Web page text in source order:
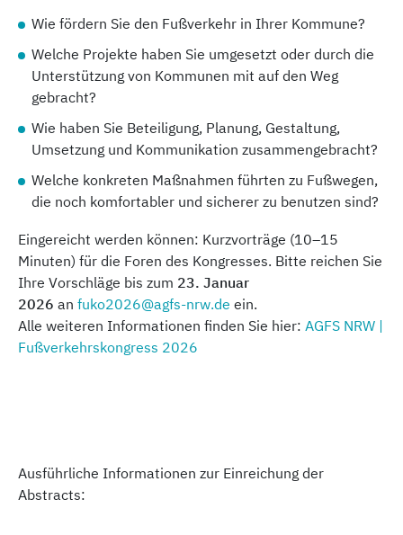
Wie fördern Sie den Fußverkehr in Ihrer Kommune?
Welche Projekte haben Sie umgesetzt oder durch die
Unterstützung von Kommunen mit auf den Weg
gebracht?
Wie haben Sie Beteiligung, Planung, Gestaltung,
Umsetzung und Kommunikation zusammengebracht?
Welche konkreten Maßnahmen führten zu Fußwegen,
die noch komfortabler und sicherer zu benutzen sind?
Eingereicht werden können: Kurzvorträge (10–15
Minuten) für die Foren des Kongresses. Bitte reichen Sie
Ihre Vorschläge bis zum 23. Januar
2026anfuko2026@agfs-nrw.deein.
Alle weiteren Informationen finden Sie hier:AGFS NRW |
Fußverkehrskongress 2026
Ausführliche Informationen zur Einreichung der
Abstracts: